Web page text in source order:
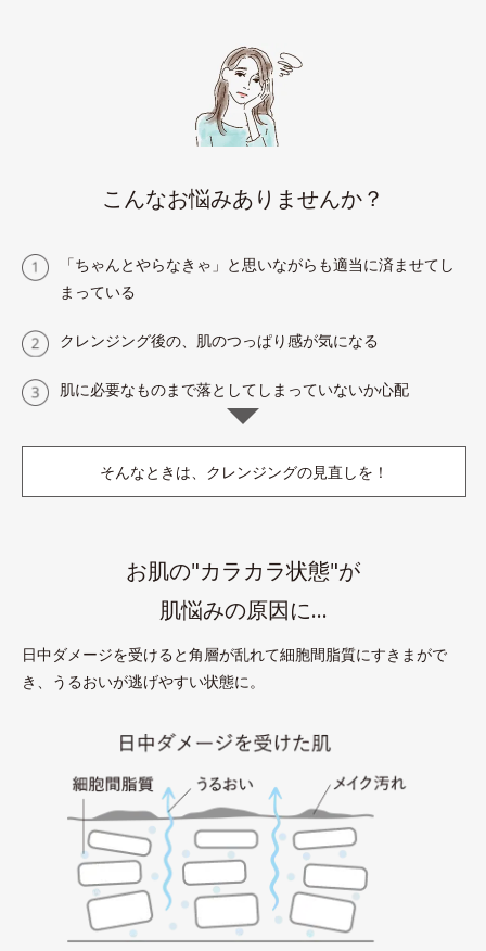
こんなお悩みありませんか？
「ちゃんとやらなきゃ」と思いながらも適当に済ませてし
まっている
クレンジング後の、肌のつっぱり感が気になる
肌に必要なものまで落としてしまっていないか心配
そんなときは、クレンジングの見直しを！
お肌の"カラカラ状態"が
肌悩みの原因に…
日中ダメージを受けると角層が乱れて細胞間脂質にすきまがで
き、うるおいが逃げやすい状態に。